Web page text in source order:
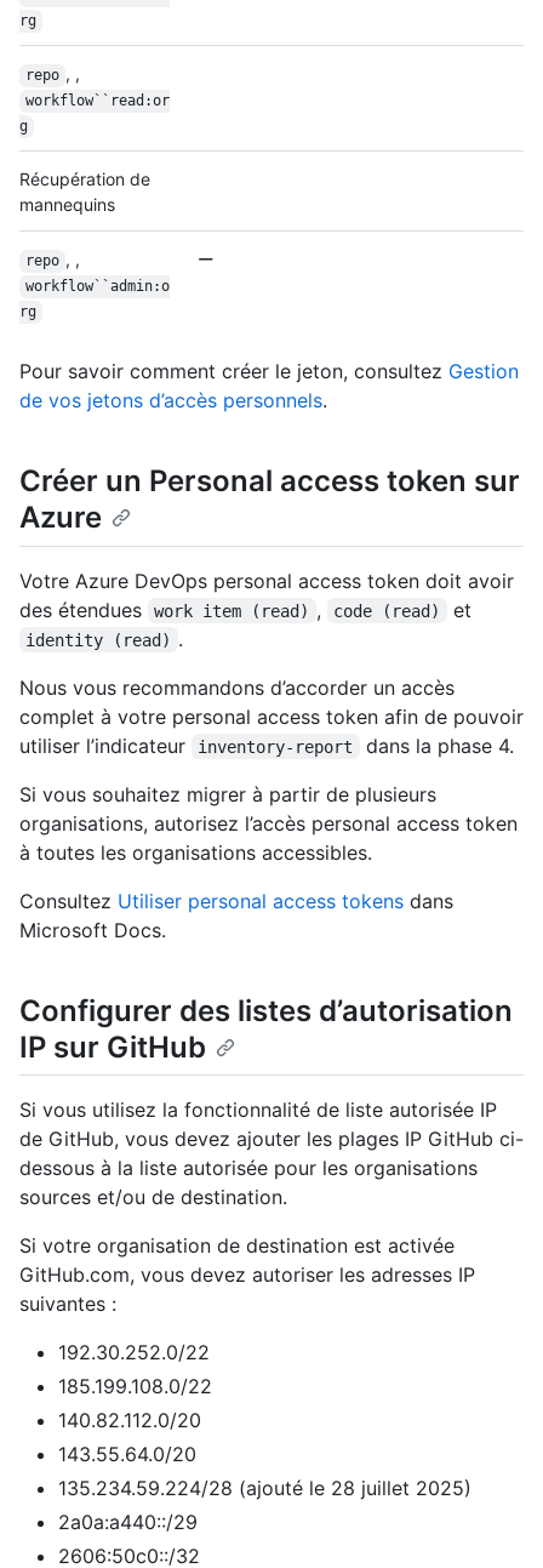
rg
repo , ,
workflow``read:or
g
Récupération de
mannequins
repo , ,
workflow``admin:o
rg
Pour savoir comment créer le jeton, consultez Gestion
de vos jetons d’accès personnels.
Créer un Personal access token sur
Azure
Votre Azure DevOps personal access token doit avoir
des étendues
work item (read) , code (read) et
identity (read) .
Nous vous recommandons d’accorder un accès
complet à votre personal access token afin de pouvoir
utiliser l’indicateur
inventory-report
dans la phase 4.
Si vous souhaitez migrer à partir de plusieurs
organisations, autorisez l’accès personal access token
à toutes les organisations accessibles.
Consultez Utiliser personal access tokens dans
Microsoft Docs.
Configurer des listes d’autorisation
IP sur GitHub
Si vous utilisez la fonctionnalité de liste autorisée IP
de GitHub, vous devez ajouter les plages IP GitHub ci-
dessous à la liste autorisée pour les organisations
sources et/ou de destination.
Si votre organisation de destination est activée
GitHub.com, vous devez autoriser les adresses IP
suivantes :
192.30.252.0/22
185.199.108.0/22
140.82.112.0/20
143.55.64.0/20
135.234.59.224/28 (ajouté le 28 juillet 2025)
2a0a:a440::/29
2606:50c0::/32